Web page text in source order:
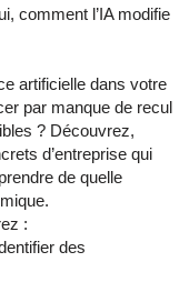
comment l’IA modifie
artificielle dans votre
par manque de recul
? Découvrez,
d’entreprise qui
de quelle
:
des